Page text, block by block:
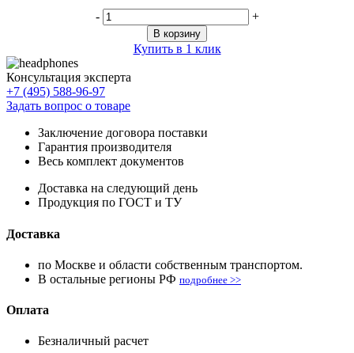
- +
В корзину
Купить в 1 клик
Консультация эксперта
+7 (495) 588-96-97
Задать вопрос о товаре
Заключение договора поставки
Гарантия производителя
Весь комплект документов
Доставка на следующий день
Продукция по ГОСТ и ТУ
Доставка
по Москве и области собственным транспортом.
В остальные регионы РФ подробнее >>
Оплата
Безналичный расчет